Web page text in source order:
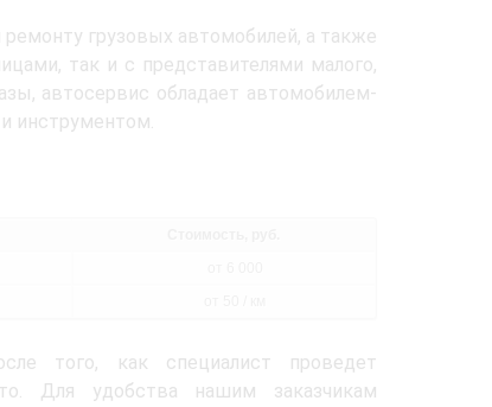
грузовых автомобилей, а также
так и с представителями малого,
автосервис обладает автомобилем-
инструментом.
того, как специалист проведет
Для удобства нашим заказчикам